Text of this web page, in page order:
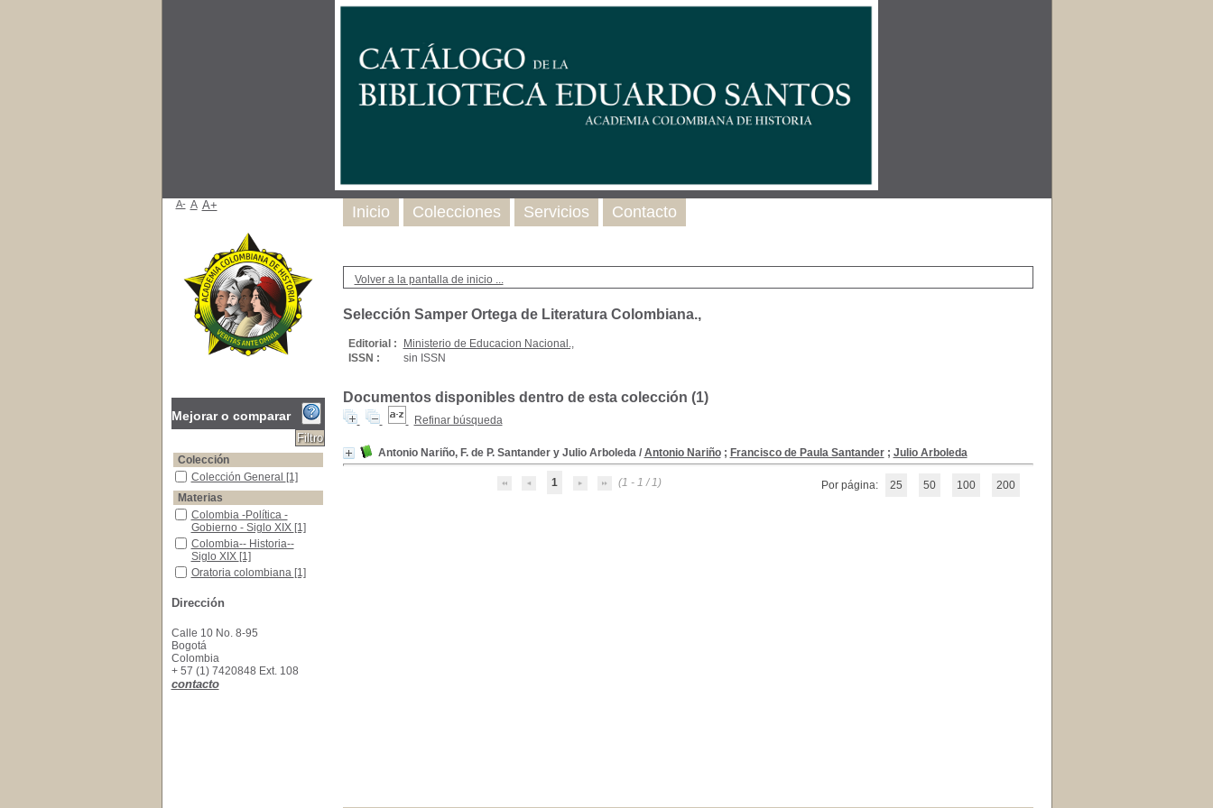
Volver a la pantalla de inicio ...
Selección Samper Ortega de Literatura Colombiana.,
Editorial :
Ministerio de Educacion Nacional.,
ISSN :
sin ISSN
Documentos disponibles dentro de esta colección (1)
Refinar búsqueda
Antonio Nariño, F. de P. Santander y Julio Arboleda/ Antonio Nariño; Francisco de Paula Santander; Julio Arboleda
1 (1 - 1 / 1) Por página: 25 50 100 200
Inicio Colecciones Servicios Contacto
A- A A+
Mejorar o comparar
Colección
Colección General
Colección General [1]
Materias
Colombia -Política - Gobierno - Siglo XIX
Colombia -Política -
Gobierno - Siglo XIX [1]
Colombia-- Historia-- Siglo XIX
Colombia-- Historia--
Siglo XIX [1]
Oratoria colombiana
Oratoria colombiana [1]
Dirección
Calle 10 No. 8-95
Bogotá
Colombia
+ 57 (1) 7420848 Ext. 108
contacto